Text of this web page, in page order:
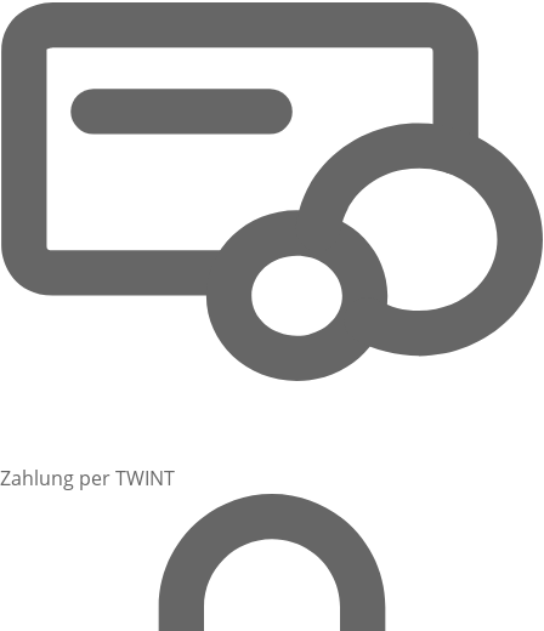
Zahlung per TWINT